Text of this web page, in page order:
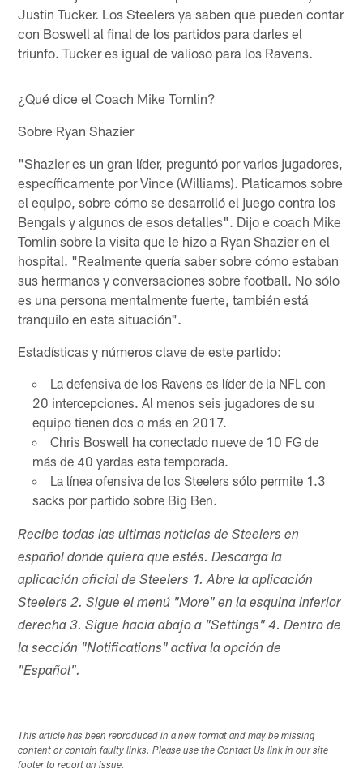
Justin Tucker. Los Steelers ya saben que pueden contar
con Boswell al final de los partidos para darles el
triunfo. Tucker es igual de valioso para los Ravens.
¿Qué dice el Coach Mike Tomlin?
Sobre Ryan Shazier
"Shazier es un gran líder, preguntó por varios jugadores,
específicamente por Vince (Williams). Platicamos sobre
el equipo, sobre cómo se desarrolló el juego contra los
Bengals y algunos de esos detalles". Dijo e coach Mike
Tomlin sobre la visita que le hizo a Ryan Shazier en el
hospital. "Realmente quería saber sobre cómo estaban
sus hermanos y conversaciones sobre football. No sólo
es una persona mentalmente fuerte, también está
tranquilo en esta situación".
Estadísticas y números clave de este partido:
La defensiva de los Ravens es líder de la NFL con
20 intercepciones. Al menos seis jugadores de su
equipo tienen dos o más en 2017.
Chris Boswell ha conectado nueve de 10 FG de
más de 40 yardas esta temporada.
La línea ofensiva de los Steelers sólo permite 1.3
sacks por partido sobre Big Ben.
Recibe todas las ultimas noticias de Steelers en
español donde quiera que estés. Descarga la
aplicación oficial de Steelers 1. Abre la aplicación
Steelers 2. Sigue el menú "More" en la esquina inferior
derecha 3. Sigue hacia abajo a "Settings" 4. Dentro de
la sección "Notifications" activa la opción de
"Español".
This article has been reproduced in a new format and may be missing
content or contain faulty links. Please use the Contact Us link in our site
footer to report an issue.